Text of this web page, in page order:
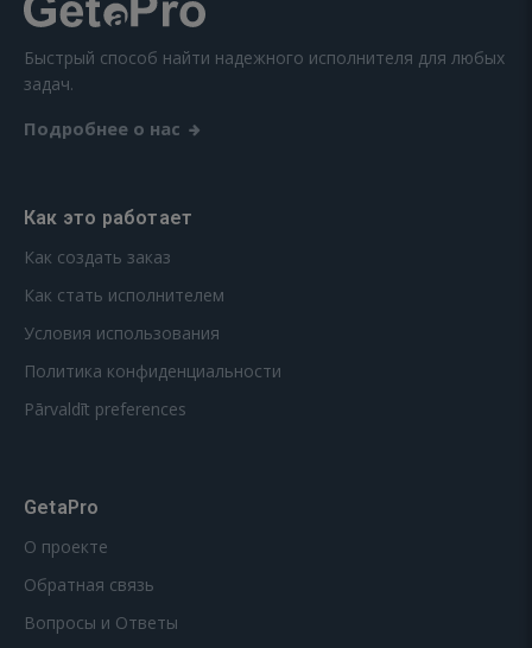
Быстрый способ найти надежного исполнителя для любых
задач.
Подробнее о нас
Как это работает
Как создать заказ
Как стать исполнителем
Условия использования
Политика конфиденциальности
Pārvaldīt preferences
GetaPro
О проекте
Обратная связь
Вопросы и Ответы